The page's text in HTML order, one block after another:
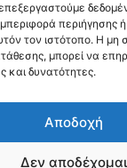
περιήγησης ή
τον ιστότοπο. Η μη
μπορεί να
και δυνατότητες.
Αποδοχή
Δεν αποδέχομαι
Όροι Χρήσης